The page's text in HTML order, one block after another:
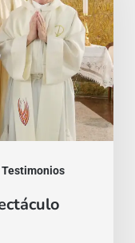
Testimonios